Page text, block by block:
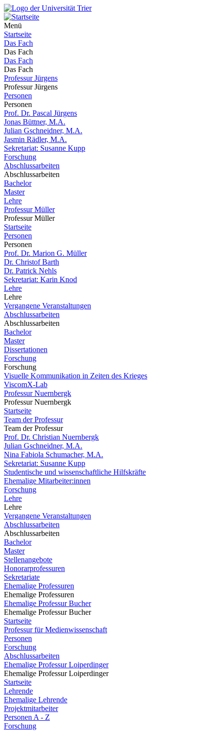
Menü
Startseite
Das Fach
Das Fach
Das Fach
Das Fach
Professur Jürgens
Professur Jürgens
Personen
Personen
Prof. Dr. Pascal Jürgens
Jonas Büttner, M.A.
Julian Gschneidner, M.A.
Jasmin Rädler, M.A.
Sekretariat: Susanne Kupp
Forschung
Abschlussarbeiten
Abschlussarbeiten
Bachelor
Master
Lehre
Professur Müller
Professur Müller
Startseite
Personen
Personen
Prof. Dr. Marion G. Müller
Dr. Christof Barth
Dr. Patrick Nehls
Sekretariat: Karin Knod
Lehre
Lehre
Vergangene Veranstaltungen
Abschlussarbeiten
Abschlussarbeiten
Bachelor
Master
Dissertationen
Forschung
Forschung
Visuelle Kommunikation in Zeiten des Krieges
ViscomX-Lab
Professur Nuernbergk
Professur Nuernbergk
Startseite
Team der Professur
Team der Professur
Prof. Dr. Christian Nuernbergk
Julian Gschneidner, M.A.
Nina Fabiola Schumacher, M.A.
Sekretariat: Susanne Kupp
Studentische und wissenschaftliche Hilfskräfte
Ehemalige Mitarbeiter:innen
Forschung
Lehre
Lehre
Vergangene Veranstaltungen
Abschlussarbeiten
Abschlussarbeiten
Bachelor
Master
Stellenangebote
Honorarprofessuren
Sekretariate
Ehemalige Professuren
Ehemalige Professuren
Ehemalige Professur Bucher
Ehemalige Professur Bucher
Startseite
Professur für Medienwissenschaft
Personen
Forschung
Abschlussarbeiten
Ehemalige Professur Loiperdinger
Ehemalige Professur Loiperdinger
Startseite
Lehrende
Ehemalige Lehrende
Projektmitarbeiter
Personen A - Z
Forschung